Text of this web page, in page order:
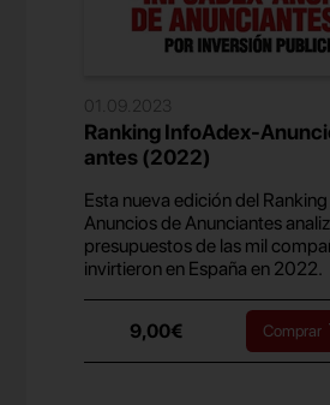
01.09.2023
Ranking InfoAdex-
antes (2022)
Esta nueva edición del
Anuncios de Anunciantes
presupuestos de las mil
invirtieron en España en 2022.
9,00€ Comprar